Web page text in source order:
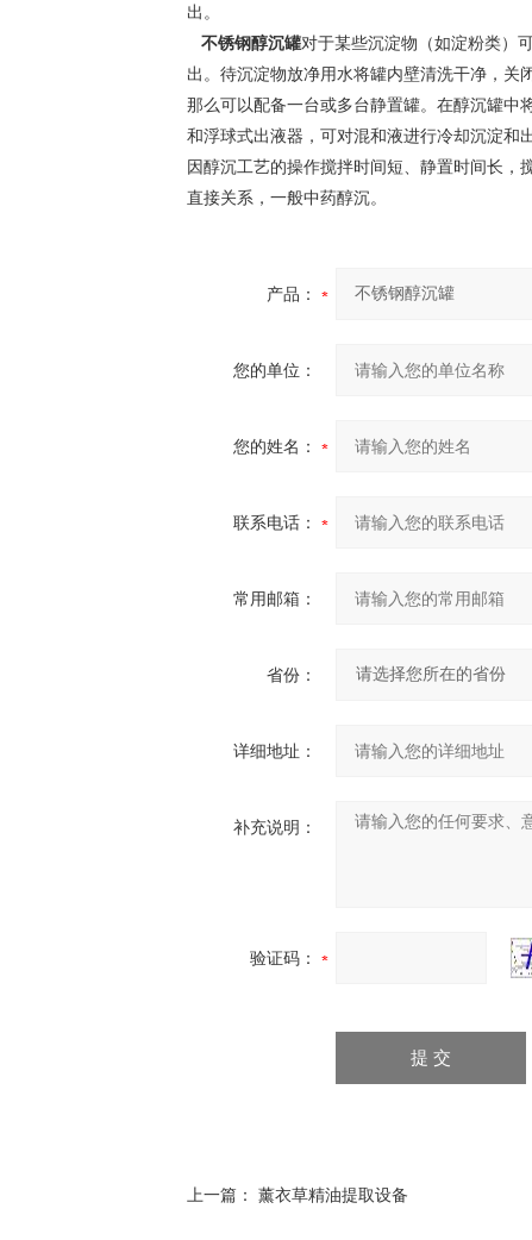
出。
不锈钢醇沉罐对于某些沉淀物（如淀粉类）
出。待沉淀物放净用水将罐内壁清洗干净，关
那么可以配备一台或多台静置罐。在醇沉罐中
和浮球式出液器，可对混和液进行冷却沉淀和
因醇沉工艺的操作搅拌时间短、静置时间长，
直接关系，一般中药醇沉。
产品：
您的单位：
您的姓名：
联系电话：
常用邮箱：
省份：
详细地址：
补充说明：
验证码：
上一篇： 薰衣草精油提取设备